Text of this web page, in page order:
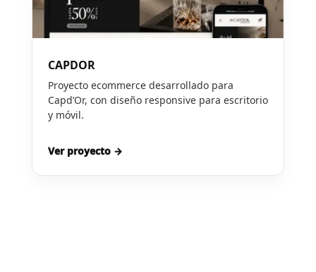
CAPDOR
Proyecto ecommerce desarrollado para
Capd’Or, con diseño responsive para escritorio
y móvil.
Ver proyecto →